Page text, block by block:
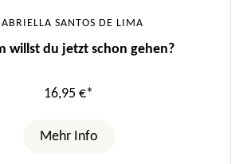
SANTOS DE LIMA
willst du jetzt schon gehen?
16,95 €*
Mehr Info